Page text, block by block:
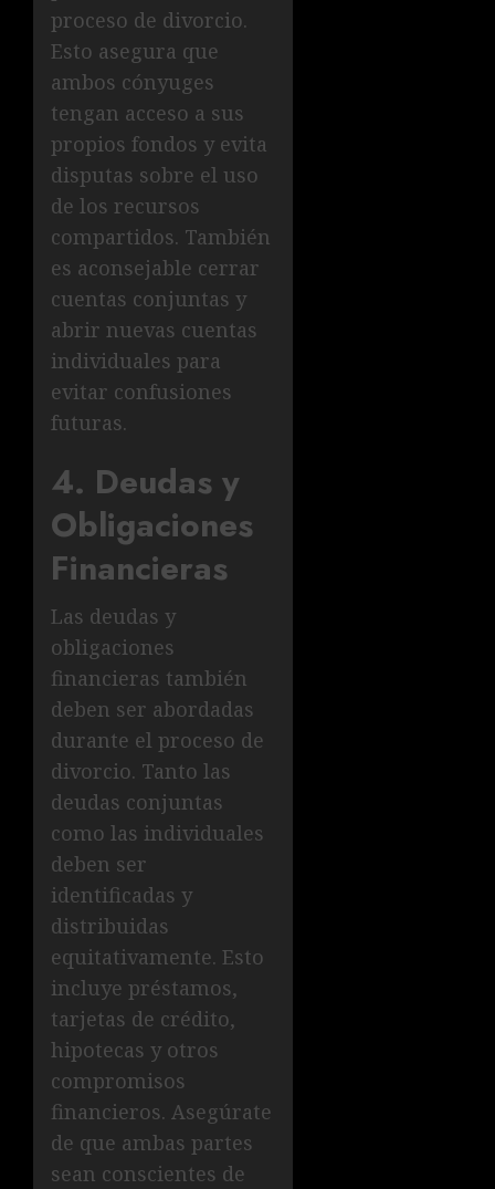
proceso de divorcio.
Esto asegura que
ambos cónyuges
tengan acceso a sus
propios fondos y evita
disputas sobre el uso
de los recursos
compartidos. También
es aconsejable cerrar
cuentas conjuntas y
abrir nuevas cuentas
individuales para
evitar confusiones
futuras.
4. Deudas y
Obligaciones
Financieras
Las deudas y
obligaciones
financieras también
deben ser abordadas
durante el proceso de
divorcio. Tanto las
deudas conjuntas
como las individuales
deben ser
identificadas y
distribuidas
equitativamente. Esto
incluye préstamos,
tarjetas de crédito,
hipotecas y otros
compromisos
financieros. Asegúrate
de que ambas partes
sean conscientes de